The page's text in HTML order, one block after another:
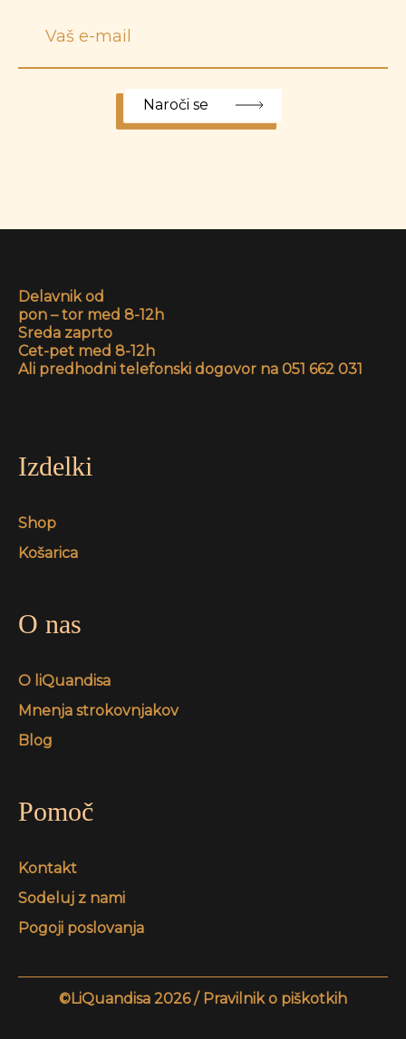
Naroči se
Delavnik od
pon – tor med 8-12h
Sreda zaprto
Cet-pet med 8-12h
Ali predhodni telefonski dogovor na 051 662 031
Izdelki
Shop
Košarica
O nas
O liQuandisa
Mnenja strokovnjakov
Blog
Pomoč
Kontakt
Sodeluj z nami
Pogoji poslovanja
©LiQuandisa 2026 / Pravilnik o piškotkih